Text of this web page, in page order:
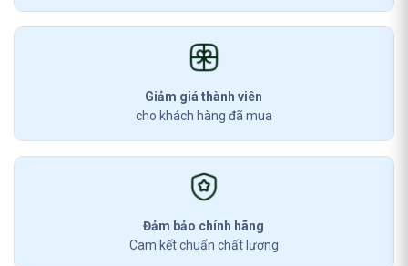
Giảm giá thành viên
cho khách hàng đã mua
Đảm bảo chính hãng
Cam kết chuẩn chất lượng